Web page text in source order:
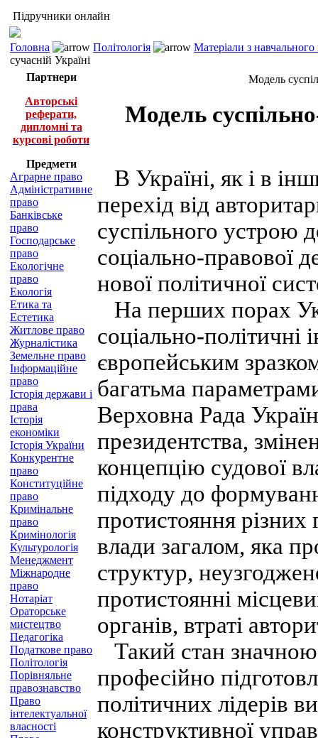
Підручники онлайн
Головна Політологія
Матеріали з
сучасній Україні
Партнери
Авторські
реферати,
дипломні та
курсові роботи
Предмети
Аграрне право
Адміністративне
право
Банківське
право
Господарське
право
Екологічне
право
Екологія
Етика та
Естетика
Житлове право
Журналістика
Земельне право
Інформаційне
право
Історія держави і
права
Історія
економіки
Історія України
Конкурентне
право
Конституційне
право
Кримінальне
право
Кримінологія
Культурологія
Менеджмент
Міжнародне
право
Нотаріат
Ораторське
мистецтво
Педагогіка
Податкове право
Політологія
Порівняльне
правознавство
Право
інтелектуальної
власності
Модель
Модель
В Україні, як і в
перехід від
суспільного устрою
соціально-правової
нової політичної
На перших порах
соціально-політичні
європейським
багатьма
Верховна Рада
президентства,
концепцію судової
підходу до
протистояння
влади загалом, яка
структур,
протистоянні
органів, втраті
Такий стан
професійно
політичних лідерів
конструктивної